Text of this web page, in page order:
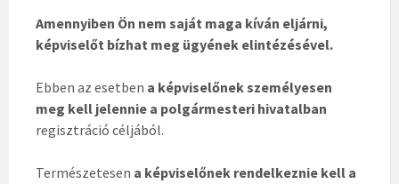
Amennyiben Ön nem saját maga kíván eljárni,
képviselőt bízhat meg ügyének elintézésével.
Ebben az esetben a képviselőnek személyesen
meg kell jelennie a polgármesteri hivatalban
regisztráció céljából.
Természetesen a képviselőnek rendelkeznie kell a